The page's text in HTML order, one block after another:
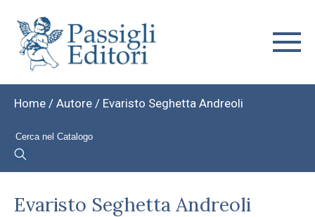
Home / Autore / Evaristo Seghetta Andreoli
Evaristo Seghetta Andreoli